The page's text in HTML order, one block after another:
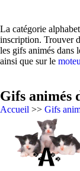
La catégorie
inscription. Trouver
les gifs animés dans
ainsi que sur le
Gifs animés
Accueil >> Gifs